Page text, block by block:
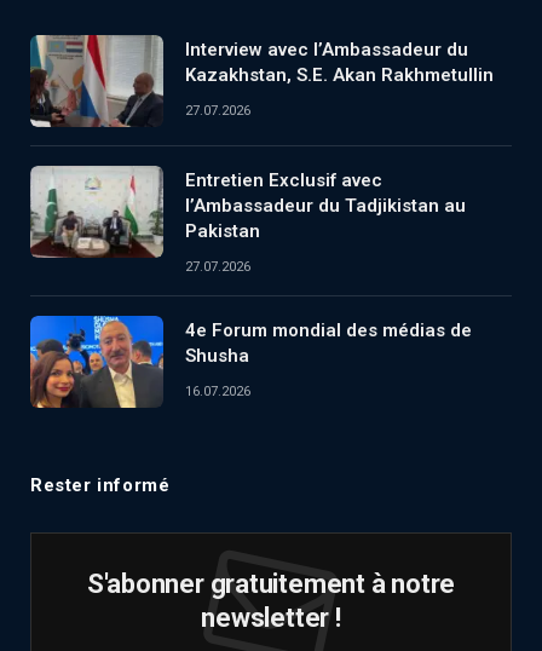
Interview avec l’Ambassadeur du
Kazakhstan, S.E. Akan Rakhmetullin
27.07.2026
Entretien Exclusif avec
l’Ambassadeur du Tadjikistan au
Pakistan
27.07.2026
4e Forum mondial des médias de
Shusha
16.07.2026
Rester informé
S'abonner gratuitement à notre
newsletter !